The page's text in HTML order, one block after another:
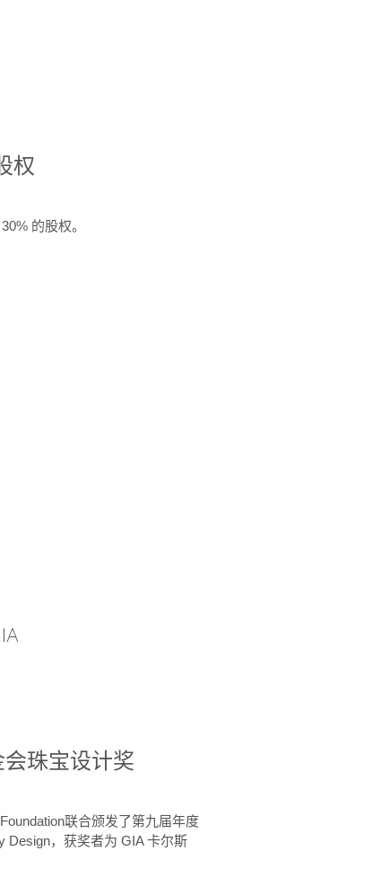
权
的股权。
珠宝设计奖
联合颁发了第九届年度
Design，获奖者为 GIA 卡尔斯